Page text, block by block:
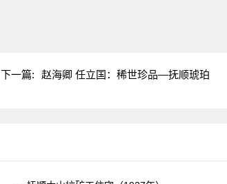
下一篇: 赵海卿 任立国：稀世珍品—抚顺琥珀